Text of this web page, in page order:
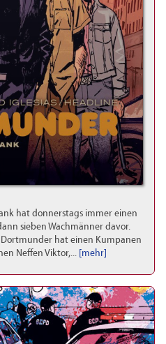
hat donnerstags immer einen
sieben Wachmänner davor.
hat einen Kumpanen
Neffen Viktor,... [mehr]